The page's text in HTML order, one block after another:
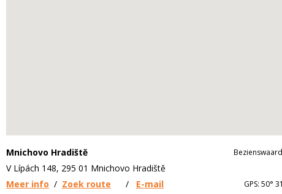
Mnichovo Hradiště
V Lípách 148, 295 01 Mnichovo Hradiště
Meer info / Zoek route / E-mail
GPS: 50°